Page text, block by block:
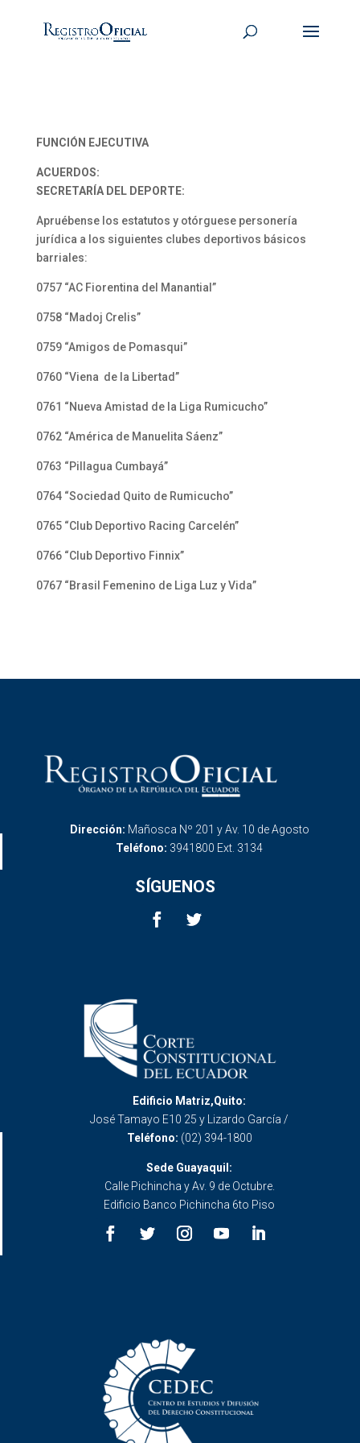
FUNCIÓN EJECUTIVA
ACUERDOS:
SECRETARÍA DEL DEPORTE:
Apruébense los estatutos y otórguese personería
jurídica a los siguientes clubes deportivos básicos
barriales:
0757 “AC Fiorentina del Manantial”
0758 “Madoj Crelis”
0759 “Amigos de Pomasqui”
0760 “Viena de la Libertad”
0761 “Nueva Amistad de la Liga Rumicucho”
0762 “América de Manuelita Sáenz”
0763 “Pillagua Cumbayá”
0764 “Sociedad Quito de Rumicucho”
0765 “Club Deportivo Racing Carcelén”
0766 “Club Deportivo Finnix”
0767 “Brasil Femenino de Liga Luz y Vida”
Dirección: Mañosca Nº 201 y Av. 10 de Agosto
Teléfono: 3941800 Ext. 3134
SÍGUENOS
Edificio Matriz,Quito:
José Tamayo E10 25 y Lizardo García /
Teléfono: (02) 394-1800
Sede Guayaquil:
Calle Pichincha y Av. 9 de Octubre.
Edificio Banco Pichincha 6to Piso